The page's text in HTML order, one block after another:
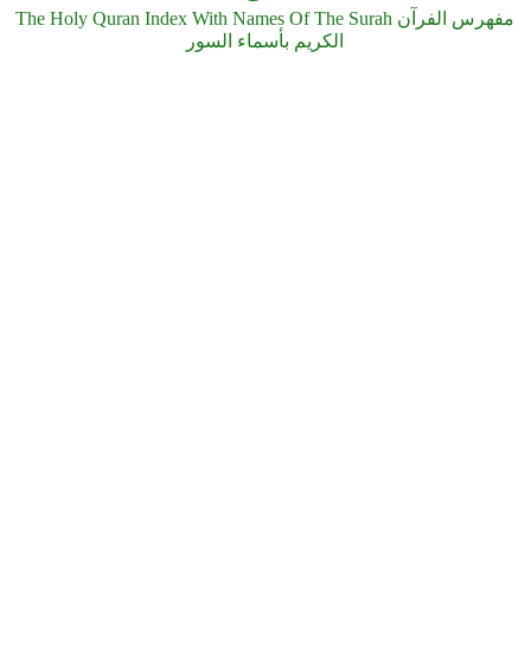
The Holy Quran Index With Names Of The Surah مفهرس الفرآن
الكريم بأسماء السور